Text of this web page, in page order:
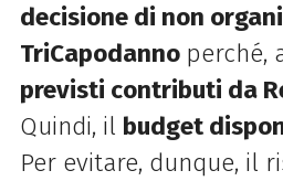
decisione di non
TriCapodanno perché,
previsti contributi da
Quindi, il budget
Per evitare, dunque, il